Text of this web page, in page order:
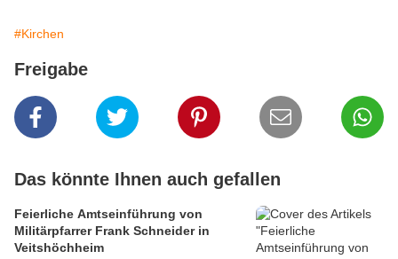
#Kirchen
Freigabe
Das könnte Ihnen auch gefallen
Feierliche Amtseinführung von
Militärpfarrer Frank Schneider in
Veitshöchheim